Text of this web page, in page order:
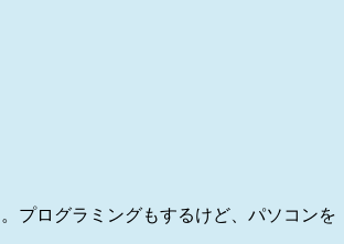
プログラミングもするけど、パソコンを